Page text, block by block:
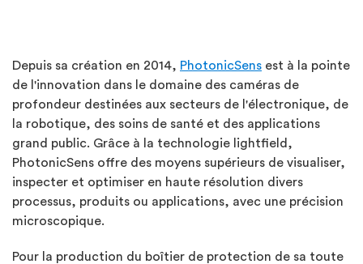
Depuis sa création en 2014, PhotonicSens est à la pointe
de l'innovation dans le domaine des caméras de
profondeur destinées aux secteurs de l'électronique, de
la robotique, des soins de santé et des applications
grand public. Grâce à la technologie lightfield,
PhotonicSens offre des moyens supérieurs de visualiser,
inspecter et optimiser en haute résolution divers
processus, produits ou applications, avec une précision
microscopique.
Pour la production du boîtier de protection de sa toute